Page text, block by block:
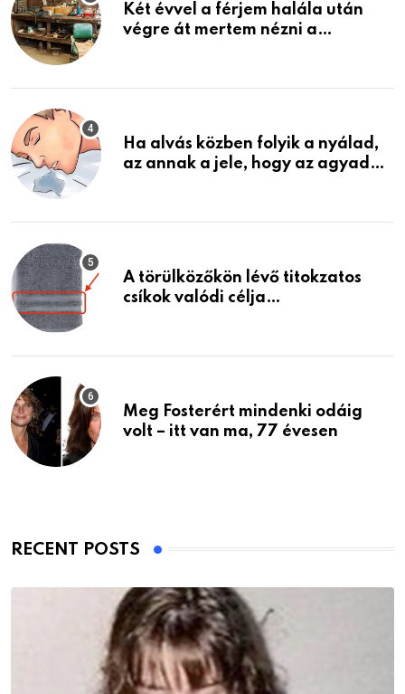
Két évvel a férjem halála után
végre át mertem nézni a
életemet
Ha alvás közben folyik a nyálad,
az annak a jele, hogy az agyad…
A törülközőkön lévő titokzatos
csíkok valódi célja…
Meg Fosterért mindenki odáig
volt – itt van ma, 77 évesen
RECENT POSTS